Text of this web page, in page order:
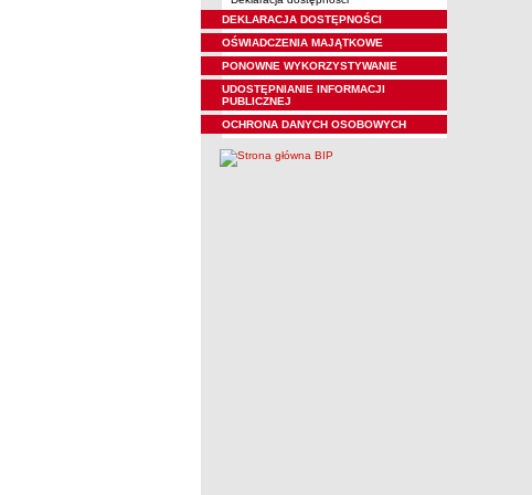
DEKLARACJA DOSTĘPNOŚCI
OŚWIADCZENIA MAJĄTKOWE
PONOWNE WYKORZYSTYWANIE
UDOSTĘPNIANIE INFORMACJI
PUBLICZNEJ
OCHRONA DANYCH OSOBOWYCH